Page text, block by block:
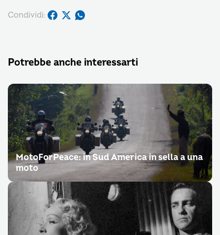
Condividi:
Potrebbe anche interessarti
MotoForPeace: in Sud America in sella a una
moto